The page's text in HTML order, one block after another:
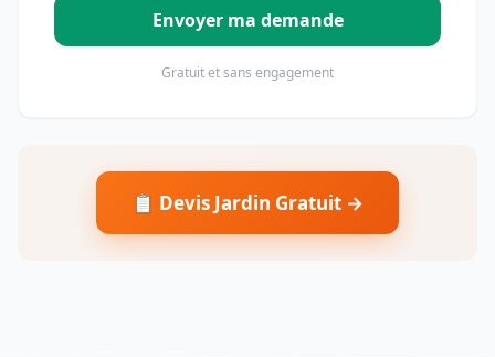
Envoyer ma demande
Gratuit et sans engagement
📋 Devis Jardin Gratuit →